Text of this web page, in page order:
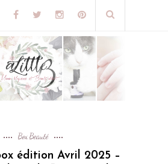
Box Beauté
édition Avril 2025 –